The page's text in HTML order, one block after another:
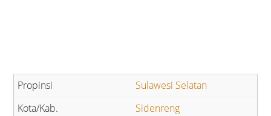
Sulawesi Selatan
Sidenreng